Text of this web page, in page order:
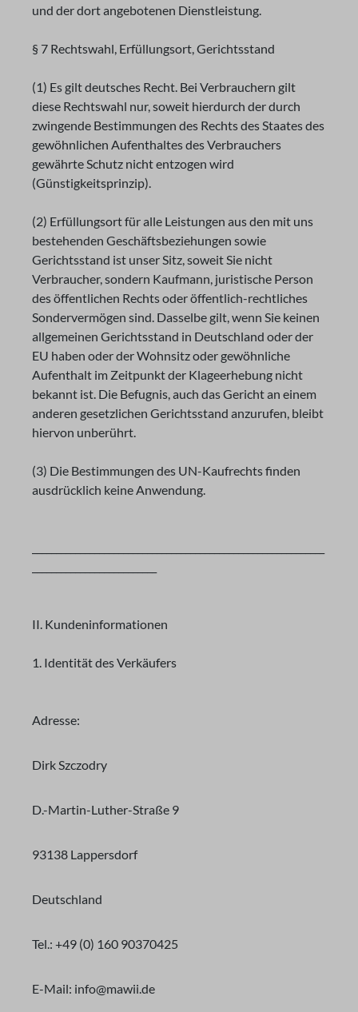
und der dort angebotenen Dienstleistung.
§ 7 Rechtswahl, Erfüllungsort, Gerichtsstand
(1) Es gilt deutsches Recht. Bei Verbrauchern gilt
diese Rechtswahl nur, soweit hierdurch der durch
zwingende Bestimmungen des Rechts des Staates des
gewöhnlichen Aufenthaltes des Verbrauchers
gewährte Schutz nicht entzogen wird
(Günstigkeitsprinzip).
(2) Erfüllungsort für alle Leistungen aus den mit uns
bestehenden Geschäftsbeziehungen sowie
Gerichtsstand ist unser Sitz, soweit Sie nicht
Verbraucher, sondern Kaufmann, juristische Person
des öffentlichen Rechts oder öffentlich-rechtliches
Sondervermögen sind. Dasselbe gilt, wenn Sie keinen
allgemeinen Gerichtsstand in Deutschland oder der
EU haben oder der Wohnsitz oder gewöhnliche
Aufenthalt im Zeitpunkt der Klageerhebung nicht
bekannt ist. Die Befugnis, auch das Gericht an einem
anderen gesetzlichen Gerichtsstand anzurufen, bleibt
hiervon unberührt.
(3) Die Bestimmungen des UN-Kaufrechts finden
ausdrücklich keine Anwendung.
II. Kundeninformationen
1. Identität des Verkäufers
Adresse:
Dirk Szczodry
D.-Martin-Luther-Straße 9
93138 Lappersdorf
Deutschland
Tel.: +49 (0) 160 90370425
E-Mail: info@mawii.de